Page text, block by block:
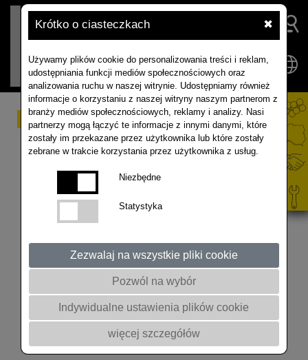
Krótko o ciasteczkach ✖
Używamy plików cookie do personalizowania treści i reklam,
udostępniania funkcji mediów społecznościowych oraz
analizowania ruchu w naszej witrynie. Udostępniamy również
informacje o korzystaniu z naszej witryny naszym partnerom z
branży mediów społecznościowych, reklamy i analizy. Nasi
partnerzy mogą łączyć te informacje z innymi danymi, które
zostały im przekazane przez użytkownika lub które zostały
zebrane w trakcie korzystania przez użytkownika z usług.
Niezbędne
Statystyka
Zezwalaj na wszystkie pliki cookie
Pozwól na wybór
Indywidualne ustawienia plików cookie
więcej szczegółów
Dlaczego warto
wysiewać kwalifikowany
materiał siewny?
@rapoolpolska7302 #rolnictwo #agriculture